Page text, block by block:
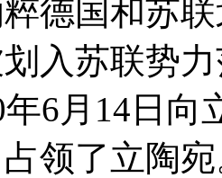
德国和苏
入苏联势
年6月14日向
领了立陶